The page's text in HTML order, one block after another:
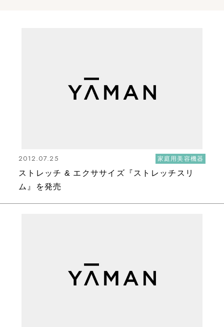
2012.07.25 家庭用美容機器
ストレッチ & エクササイズ『ストレッチスリ
ム』を発売